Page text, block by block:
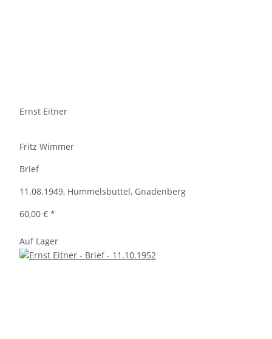
Ernst Eitner
Fritz Wimmer
Brief
11.08.1949, Hummelsbüttel, Gnadenberg
60,00 € *
Auf Lager